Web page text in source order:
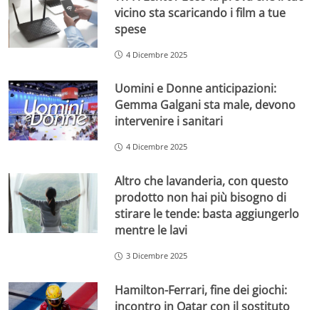
vicino sta scaricando i film a tue
spese
4 Dicembre 2025
Uomini e Donne anticipazioni:
Gemma Galgani sta male, devono
intervenire i sanitari
4 Dicembre 2025
Altro che lavanderia, con questo
prodotto non hai più bisogno di
stirare le tende: basta aggiungerlo
mentre le lavi
3 Dicembre 2025
Hamilton-Ferrari, fine dei giochi:
incontro in Qatar con il sostituto